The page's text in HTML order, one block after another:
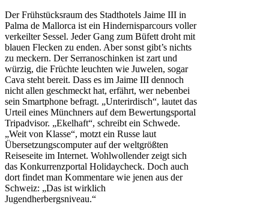
Der Frühstücksraum des Stadthotels Jaime III in
Palma de Mallorca ist ein Hindernisparcours voller
verkeilter Sessel. Jeder Gang zum Büfett droht mit
blauen Flecken zu enden. Aber sonst gibt’s nichts
zu meckern. Der Serranoschinken ist zart und
würzig, die Früchte leuchten wie Juwelen, sogar
Cava steht bereit. Dass es im Jaime III dennoch
nicht allen geschmeckt hat, erfährt, wer nebenbei
sein Smartphone befragt. „Unterirdisch“, lautet das
Urteil eines Münchners auf dem Bewertungsportal
Tripadvisor. „Ekelhaft“, schreibt ein Schwede.
„Weit von Klasse“, motzt ein Russe laut
Übersetzungscomputer auf der weltgrößten
Reiseseite im Internet. Wohlwollender zeigt sich
das Konkurrenzportal Holidaycheck. Doch auch
dort findet man Kommentare wie jenen aus der
Schweiz: „Das ist wirklich
Jugendherbergsniveau.“